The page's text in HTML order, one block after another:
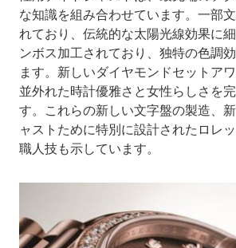
な知識を組み合わせています。一部
れており、伝統的な太陽光線効果に
ンボス加工されており、独特の色調
ます。新しいダイヤモンドセットア
並外れた時計優雅さと女性らしさを
す。これらの新しい文字盤の製造、
ャストために特別に設計されたロレ
職人技も示しています。